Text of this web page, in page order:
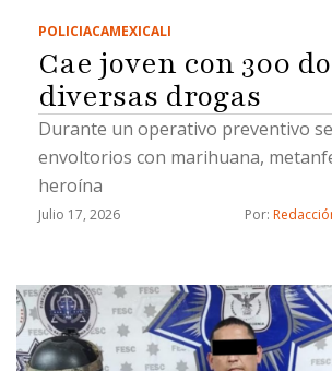
POLICIACAMEXICALI
Cae joven con 300
diversas drogas
Durante un operativo preventivo
envoltorios con marihuana,
heroína
Julio 17, 2026 Por: